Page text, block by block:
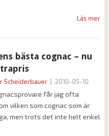
Läs mer
bästa cognac – nu
Scheiderbauer 2010-05-10
får jag ofta
vilken som cognac som är
men trots det inte helt enkel